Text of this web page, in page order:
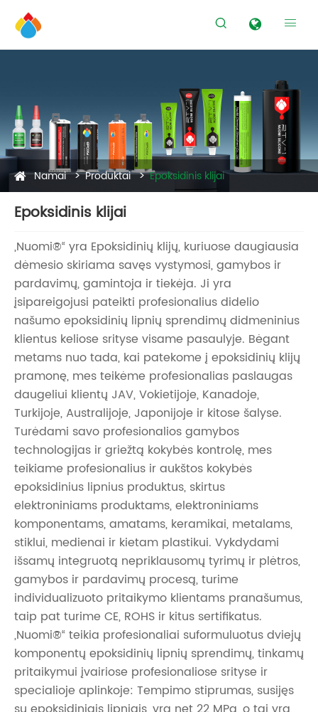
 
Namai Produktai Epoksidinis klijai
Epoksidinis klijai
„Nuomi®“ yra Epoksidinių klijų, kuriuose daugiausia
dėmesio skiriama savęs vystymosi, gamybos ir
pardavimų, gamintoja ir tiekėja. Ji yra
įsipareigojusi pateikti profesionalius didelio
našumo epoksidinių lipnių sprendimų didmeninius
klientus keliose srityse visame pasaulyje. Bėgant
metams nuo tada, kai patekome į epoksidinių klijų
pramonę, mes teikėme profesionalias paslaugas
daugeliui klientų JAV, Vokietijoje, Kanadoje,
Turkijoje, Australijoje, Japonijoje ir kitose šalyse.
Turėdami savo profesionalios gamybos
technologijas ir griežtą kokybės kontrolę, mes
teikiame profesionalius ir aukštos kokybės
epoksidinius lipnius produktus, skirtus
elektroniniams produktams, elektroniniams
komponentams, amatams, keramikai, metalams,
stiklui, medienai ir kietam plastikui. Vykdydami
išsamų integruotą nepriklausomų tyrimų ir plėtros,
gamybos ir pardavimų procesą, turime
individualizuoto pritaikymo klientams pranašumus,
taip pat turime CE, ROHS ir kitus sertifikatus.
„Nuomi®“ teikia profesionaliai suformuluotus dviejų
komponentų epoksidinių lipnių sprendimų, tinkamų
pritaikymui įvairiose profesionaliose srityse ir
specialioje aplinkoje: Tempimo stiprumas, susijęs